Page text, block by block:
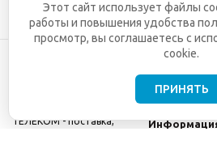
ТЕЛЕКОМ - поставка,
Этот сайт использует файлы
работы и повышения удобства
просмотр, вы соглашаетесь с
cookie.
ПРИНЯТЬ